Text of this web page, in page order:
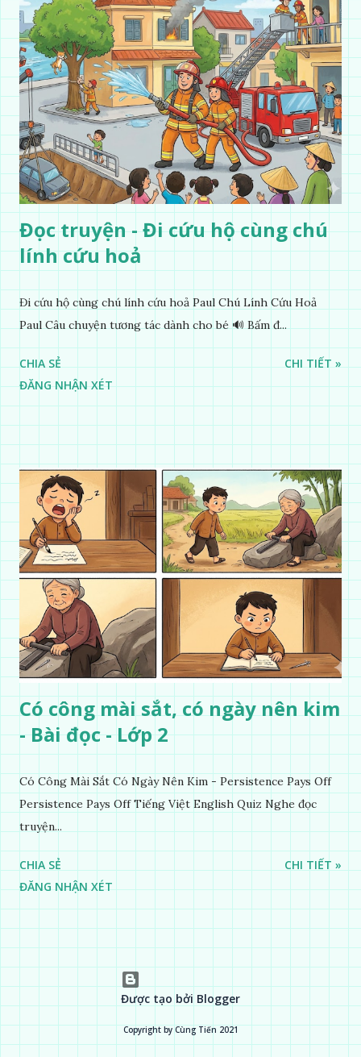
Đọc truyện - Đi cứu hộ cùng chú
lính cứu hoả
Đi cứu hộ cùng chú lính cứu hoả Paul Chú Lính Cứu Hoả
Paul Câu chuyện tương tác dành cho bé 🔊 Bấm đ...
CHIA SẺ
ĐĂNG NHẬN XÉT
CHI TIẾT »
Có công mài sắt, có ngày nên kim
- Bài đọc - Lớp 2
Có Công Mài Sắt Có Ngày Nên Kim - Persistence Pays Off
Persistence Pays Off Tiếng Việt English Quiz Nghe đọc
truyện...
CHIA SẺ
ĐĂNG NHẬN XÉT
CHI TIẾT »
Được tạo bởi Blogger
Copyright by Cùng Tiến 2021